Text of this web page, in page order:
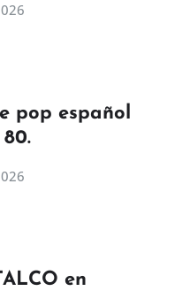
pop español
en